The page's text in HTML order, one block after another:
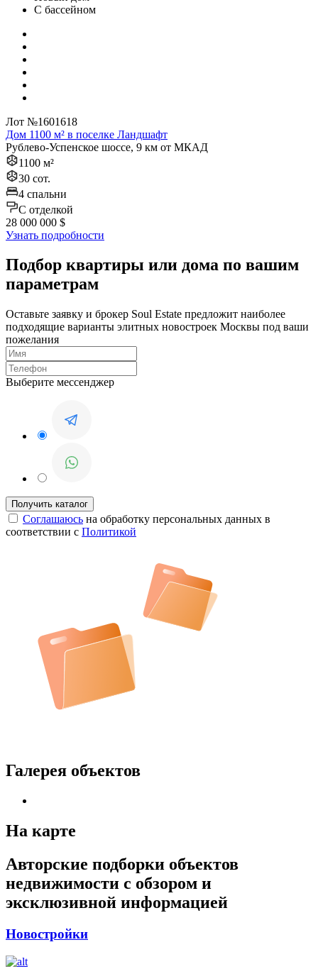
С бассейном
Лот №1601618
Дом 1100 м² в поселке Ландшафт
Рублево-Успенское шоссе, 9 км от МКАД
1100 м²
30 сот.
4 спальни
C отделкой
28 000 000 $
Узнать подробности
Подбор квартиры или дома по вашим
параметрам
Оставьте заявку и брокер Soul Estate предложит наиболее
подходящие варианты элитных новостроек Москвы под ваши
пожелания
Выберите мессенджер
Соглашаюсь на обработку персональных данных в
соответствии с Политикой
Галерея объектов
На карте
Авторские подборки объектов
недвижимости с обзором и
эксклюзивной информацией
Новостройки